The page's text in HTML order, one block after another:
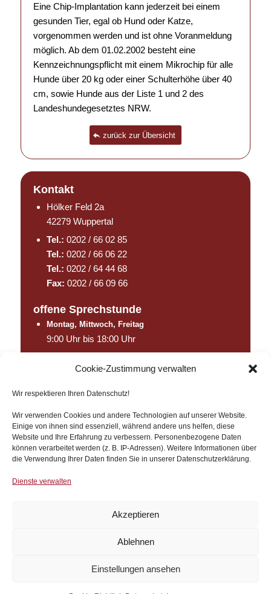
Cookie-Zustimmung verwalten
Wir respektieren Ihren Datenschutz!
Wir verwenden Cookies und andere Technologien auf unserer Website.
Einige von ihnen sind essenziell, während andere uns helfen, diese
Website und Ihre Erfahrung zu verbessern. Personenbezogene Daten
können verarbeitet werden (z. B. IP-Adressen). Weitere Informationen über
die Verwendung Ihrer Daten finden Sie in unserer Datenschutzerklärung.
Dienste verwalten
Akzeptieren
Ablehnen
Einstellungen ansehen
Eine Chip-Implantation kann jederzeit bei einem
gesunden Tier, egal ob Hund oder Katze,
vorgenommen werden und ist ohne Voranmeldung
möglich. Ab dem 01.02.2002 besteht eine
Kennzeichnungspflicht mit einem Mikrochip für alle
Hunde über 20 kg oder einer Schulterhöhe über 40
cm, sowie Hunde aus der Liste 1 und 2 des
Landeshundegesetztes NRW.
zurück zur Übersicht
Kontakt
Hölker Feld 2a
42279 Wuppertal
Tel.: 0202 / 66 02 85
Tel.: 0202 / 66 06 22
Tel.: 0202 / 64 44 68
Fax: 0202 / 66 09 66
offene Sprechstunde
Montag, Mittwoch, Freitag
9:00 Uhr bis 18:00 Uhr
11:00 Uhr bis 18:00 Uhr
Sa
Sonn- und Feiertage
Notfallsprechstunde
10:00 Uhr bis 13:00 Uhr
Wir weisen Sie darauf hin, dass in der
zu den Behandlungsgebühren zu entrichten ist